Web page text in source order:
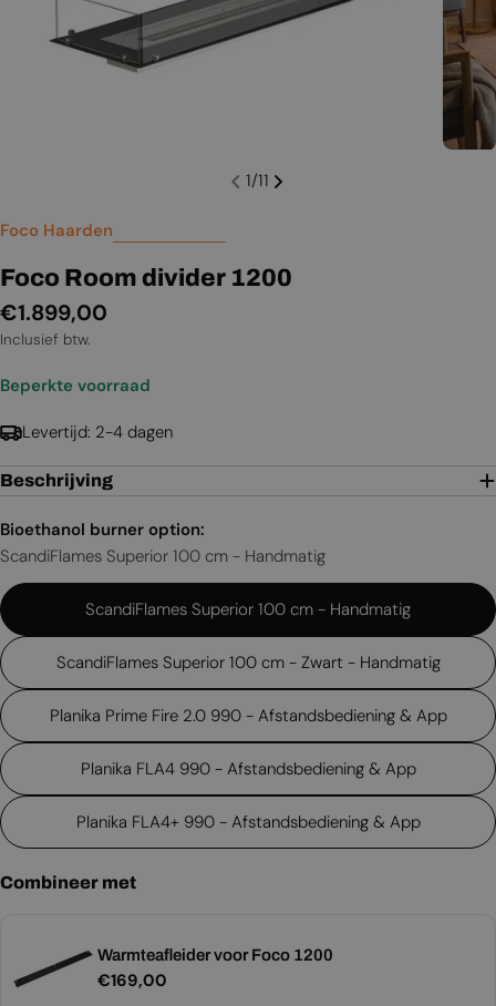
1/11
Foco Haarden
Foco Room divider 1200
Normale
prijs
€1.899,00
Inclusief btw.
Beperkte voorraad
Levertijd: 2-4 dagen
Beschrijving
Bioethanol burner option:
ScandiFlames Superior 100 cm - Handmatig
ScandiFlames Superior 100 cm - Handmatig
ScandiFlames Superior 100 cm - Zwart - Handmatig
Planika Prime Fire 2.0 990 - Afstandsbediening & App
Planika FLA4 990 - Afstandsbediening & App
Planika FLA4+ 990 - Afstandsbediening & App
Combineer met
Warmteafleider voor Foco 1200
Normale
€169,00